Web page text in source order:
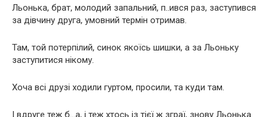
Льонька, брат, молодий запальний, п..ився раз, заступився
за дівчину друга, умовний термін отримав.
Там, той потерпілий, синок якоїсь шишки, а за Льоньку
заступитися нікому.
Хоча всі друзі ходили гуртом, просили, та куди там.
І вдруге теж б…а, і теж хтось із тієї ж зграї, знову Льонька